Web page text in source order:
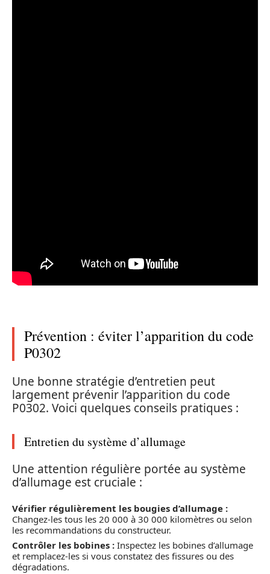
Prévention : éviter l’apparition du code
P0302
Une bonne stratégie d’entretien peut
largement prévenir l’apparition du code
P0302. Voici quelques conseils pratiques :
Entretien du système d’allumage
Une attention régulière portée au système
d’allumage est cruciale :
Vérifier régulièrement les bougies d’allumage :
Changez-les tous les 20 000 à 30 000 kilomètres ou selon
les recommandations du constructeur.
Contrôler les bobines : Inspectez les bobines d’allumage
et remplacez-les si vous constatez des fissures ou des
dégradations.